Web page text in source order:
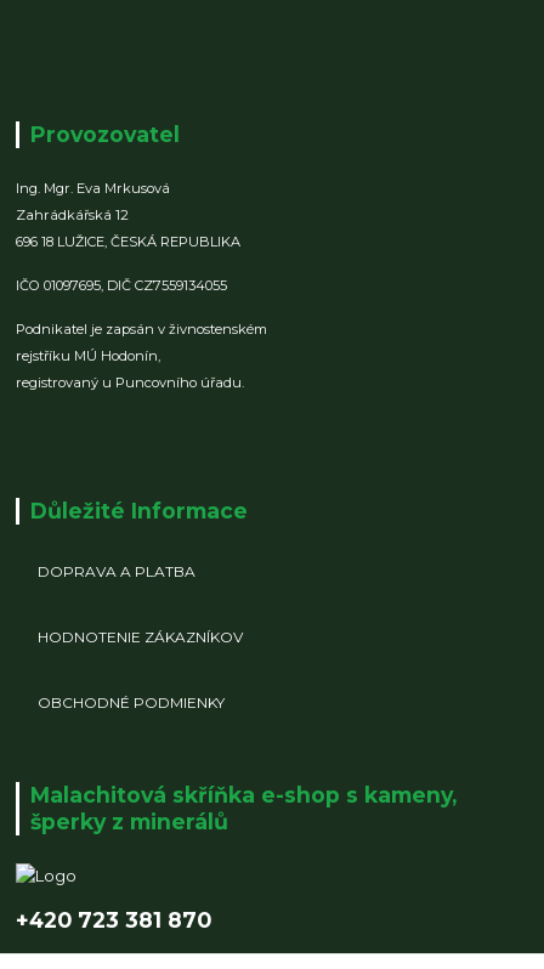
Provozovatel
Ing. Mgr. Eva Mrkusová
Zahrádkářská 12
696 18 LUŽICE,ČESKÁ REPUBLIKA
IČO 01097695, DIČ CZ7559134055
Podnikatel je zapsán v živnostenském
rejstříku MÚ Hodonín,
registrovaný u Puncovního úřadu.
Důležité Informace
DOPRAVA A PLATBA
HODNOTENIE ZÁKAZNÍKOV
OBCHODNÉ PODMIENKY
Malachitová skříňka e-shop s kameny,
šperky z minerálů
+420 723 381 870